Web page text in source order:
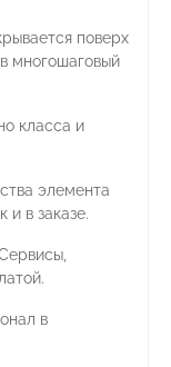
поверх
многошаговый
класса и
элемента
и в заказе.
в